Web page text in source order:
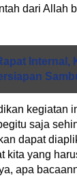
dari Allah
Internal,
kegiatan
saja
dapat
kita yang
apa